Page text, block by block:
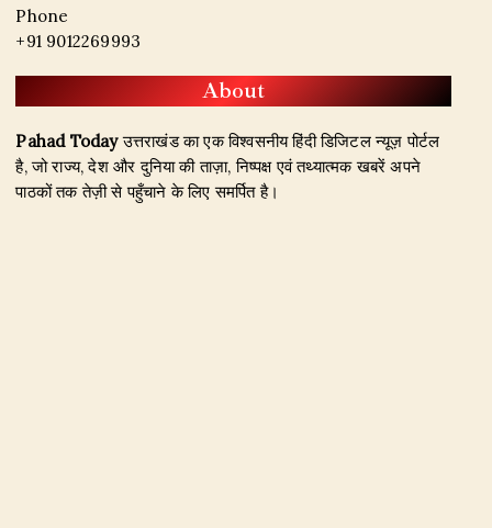
Phone
+91 9012269993
About
Pahad Todayउत्तराखंड का एक विश्वसनीय हिंदी डिजिटल न्यूज़ पोर्टल
है, जो राज्य, देश और दुनिया की ताज़ा, निष्पक्ष एवं तथ्यात्मक खबरें अपने
पाठकों तक तेज़ी से पहुँचाने के लिए समर्पित है।